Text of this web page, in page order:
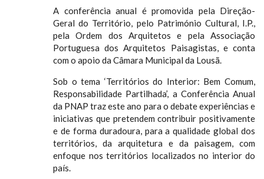
A conferência anual é promovida pela Direção-
Geral do Território, pelo Património Cultural, I.P.,
pela Ordem dos Arquitetos e pela Associação
Portuguesa dos Arquitetos Paisagistas, e conta
com o apoio da Câmara Municipal da Lousã.
Sob o tema ‘Territórios do Interior: Bem Comum,
Responsabilidade Partilhada’, a Conferência Anual
da PNAP traz este ano para o debate experiências e
iniciativas que pretendem contribuir positivamente
e de forma duradoura, para a qualidade global dos
territórios, da arquitetura e da paisagem, com
enfoque nos territórios localizados no interior do
país.